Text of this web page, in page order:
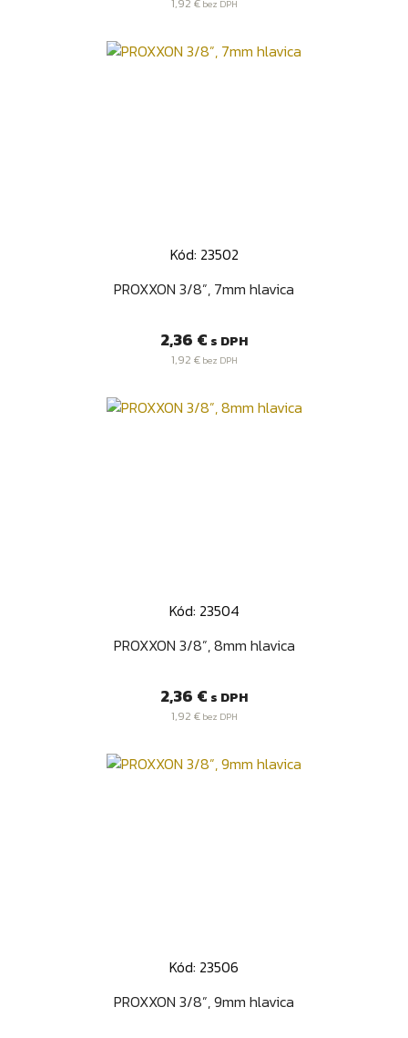
bez DPH
Kód: 23502
PROXXON 3/8”, 7mm hlavica
Cena
2,36 € s DPH
1,92 €bez DPH
Kód: 23504
PROXXON 3/8”, 8mm hlavica
Cena
2,36 € s DPH
1,92 €bez DPH
Kód: 23506
PROXXON 3/8”, 9mm hlavica